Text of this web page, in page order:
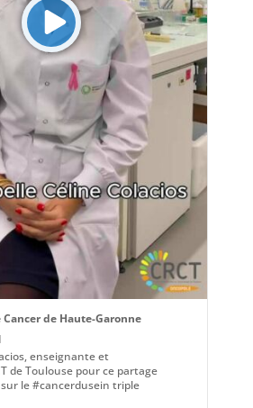
de Haute-Garonne
enseignante et
de Toulouse pour ce partage
le #cancerdusein triple